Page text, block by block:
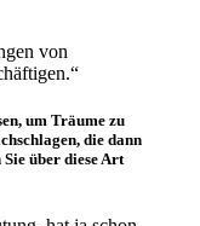
von
um Träume zu
die dann
über diese Art